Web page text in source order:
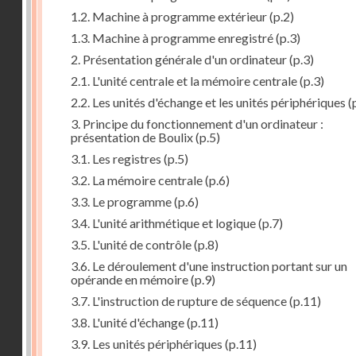
1.2. Machine à programme extérieur(p.2)
1.3. Machine à programme enregistré(p.3)
2. Présentation générale d'un ordinateur(p.3)
2.1. L'unité centrale et la mémoire centrale(p.3)
2.2. Les unités d'échange et les unités périphériques
3. Principe du fonctionnement d'un ordinateur :
présentation de Boulix(p.5)
3.1. Les registres (p.5)
3.2. La mémoire centrale(p.6)
3.3. Le programme(p.6)
3.4. L'unité arithmétique et logique(p.7)
3.5. L'unité de contrôle(p.8)
3.6. Le déroulement d'une instruction portant sur un
opérande en mémoire(p.9)
3.7. L'instruction de rupture de séquence(p.11)
3.8. L'unité d'échange(p.11)
3.9. Les unités périphériques (p.11)